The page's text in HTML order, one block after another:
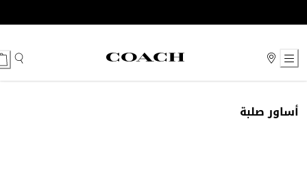
to
أساور صلبة